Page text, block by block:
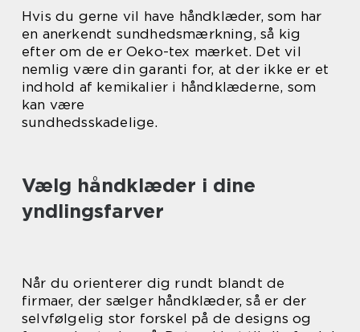
Hvis du gerne vil have håndklæder, som har
en anerkendt sundhedsmærkning, så kig
efter om de er Oeko-tex mærket. Det vil
nemlig være din garanti for, at der ikke er et
indhold af kemikalier i håndklæderne, som
kan være
sundhedsskadelige.
Vælg håndklæder i dine
yndlingsfarver
Når du orienterer dig rundt blandt de
firmaer, der sælger håndklæder, så er der
selvfølgelig stor forskel på de designs og